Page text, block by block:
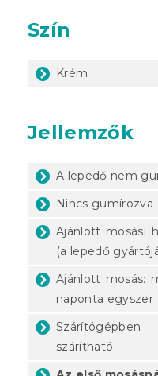
Szín
Krém
Jellemzők
A lepedő nem
Nincs gumírozva
Ajánlott mosási
(a lepedő
Ajánlott mosás:
naponta egyszer
Szárítógépben
szárítható